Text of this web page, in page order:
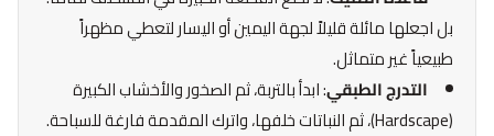
بل اجعلها مائلة قليلاً لجهة اليمين أو اليسار لتعطي مظهراً
طبيعياً غير متماثل.
التدرج الطبقي: ابدأ بالتربة، ثم الصخور والأخشاب الكبيرة
(Hardscape)، ثم النباتات خلفها، واترك المقدمة فارغة للسباحة.